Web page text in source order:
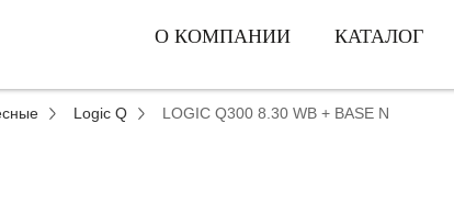
О КОМПАНИИ КАТАЛОГ
Logic Q LOGIC Q300 8.30 WB + BASE N